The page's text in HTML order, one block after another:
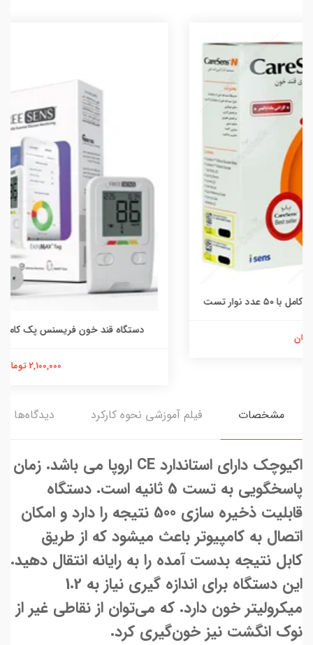
دستگاه قند خون فریسنس پک کامل با ۵۰ عدد نوار تست
مشخصات فیلم آموزشی نحوه کارکرد دیدگاه‌ها
اکیوچک دارای استاندارد CE اروپا می باشد. زمان
پاسخگویی به تست 5 ثانیه است. دستگاه
قابلیت ذخیره سازی 500 نتیجه را دارد و امکان
اتصال به کامپیوتر باعث میشود که از طریق
کابل نتیجه بدست آمده را به رایانه انتقال دهید.
این دستگاه برای اندازه گیری نیاز به 1.2
میکرولیتر خون دارد. که می‌توان از نقاطی غیر از
نوک انگشت نیز خون‌گیری کرد.